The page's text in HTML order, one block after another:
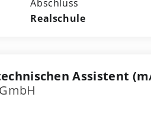
Abschluss
Realschule
Assistent